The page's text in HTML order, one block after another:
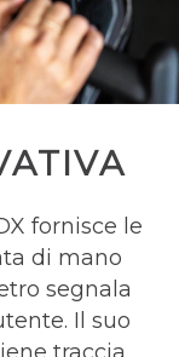
fornisce le
di mano
segnala
Il suo